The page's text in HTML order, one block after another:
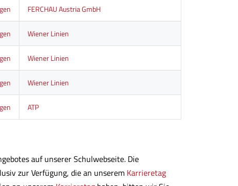
FERCHAU Austria GmbH
Wiener Linien
Wiener Linien
Wiener Linien
ATP
auf unserer Schulwebseite. Die
zur Verfügung, die an unserem Karrieretag